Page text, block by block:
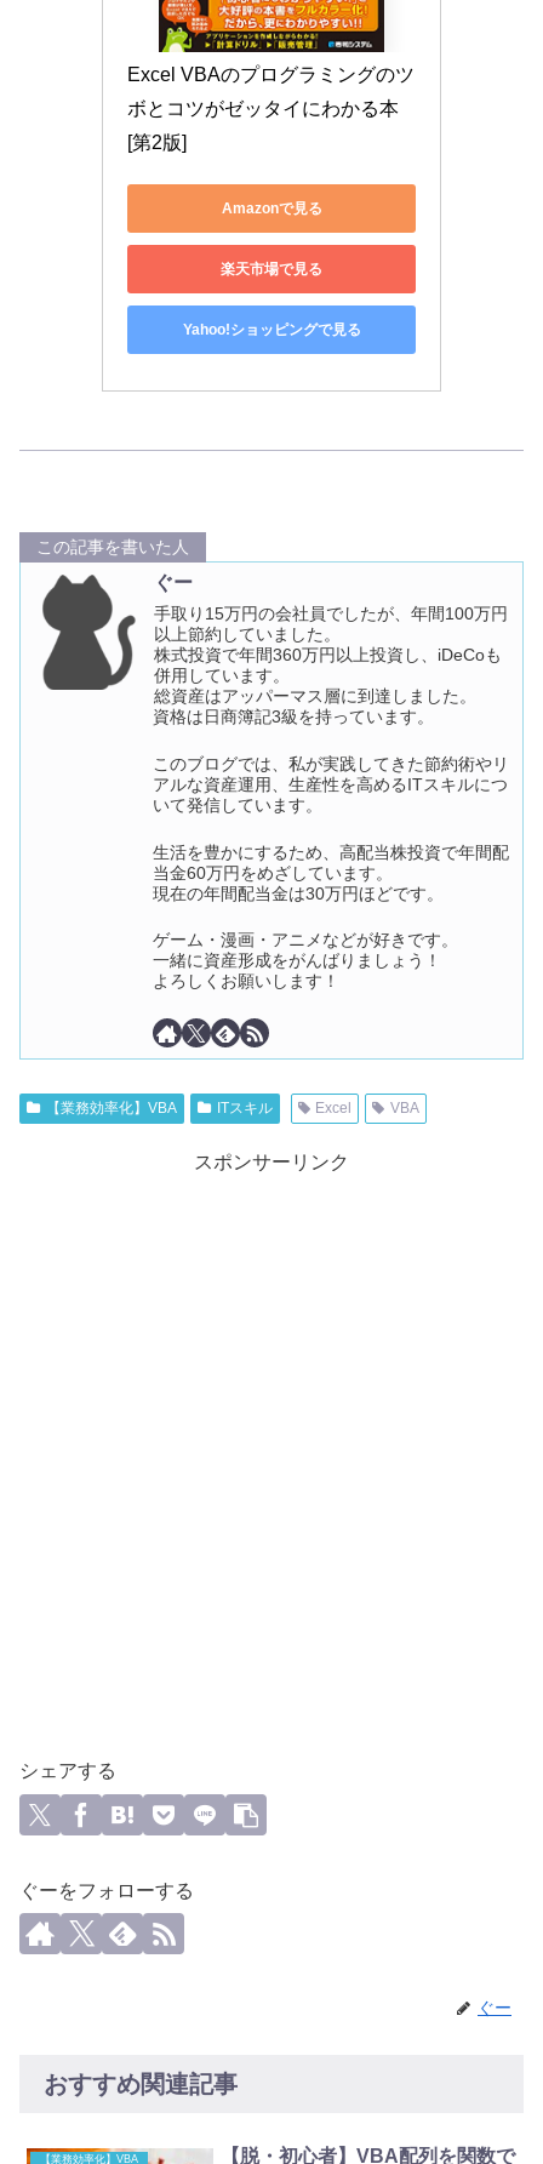
Excel VBAのプログラミングのツ
ボとコツがゼッタイにわかる本
[第2版]
Amazonで見る
楽天市場で見る
Yahoo!ショッピングで見る
この記事を書いた人
ぐー
手取り15万円の会社員でしたが、年間100万円
以上節約していました。
株式投資で年間360万円以上投資し、iDeCoも
併用しています。
総資産はアッパーマス層に到達しました。
資格は日商簿記3級を持っています。
このブログでは、私が実践してきた節約術やリ
アルな資産運用、生産性を高めるITスキルにつ
いて発信しています。
生活を豊かにするため、高配当株投資で年間配
当金60万円をめざしています。
現在の年間配当金は30万円ほどです。
ゲーム・漫画・アニメなどが好きです。
一緒に資産形成をがんばりましょう！
よろしくお願いします！
【業務効率化】VBA ITスキル Excel VBA
スポンサーリンク
シェアする
ぐーをフォローする
ぐー
おすすめ関連記事
【業務効率化】VBA 【脱・初心者】VBA配列を関数で